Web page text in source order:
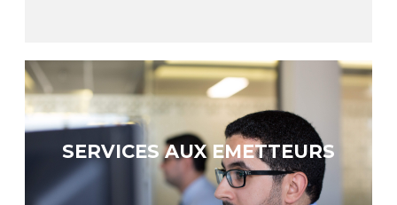
SERVICES AUX EMETTEURS